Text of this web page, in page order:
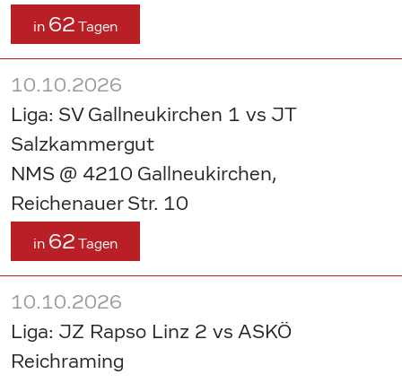
in 62 Tagen
10.10.2026
Liga: SV Gallneukirchen 1 vs JT
Salzkammergut
NMS @ 4210 Gallneukirchen,
Reichenauer Str. 10
in 62 Tagen
10.10.2026
Liga: JZ Rapso Linz 2 vs ASKÖ
Reichraming